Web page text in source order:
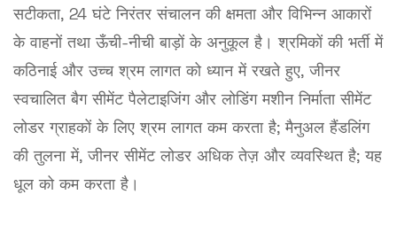
सटीकता, 24 घंटे निरंतर संचालन की क्षमता और विभिन्न आकारों
के वाहनों तथा ऊँची-नीची बाड़ों के अनुकूल है। श्रमिकों की भर्ती में
कठिनाई और उच्च श्रम लागत को ध्यान में रखते हुए, जीनर
स्वचालित बैग सीमेंट पैलेटाइजिंग और लोडिंग मशीन निर्माता सीमेंट
लोडर ग्राहकों के लिए श्रम लागत कम करता है; मैनुअल हैंडलिंग
की तुलना में, जीनर सीमेंट लोडर अधिक तेज़ और व्यवस्थित है; यह
धूल को कम करता है।